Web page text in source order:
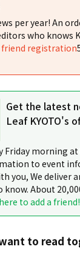
per year! An
who knows
friend registration
Get the latest
Leaf KYOTO's
Friday morning at
to event
you, We deliver
About
to add a friend!
to read